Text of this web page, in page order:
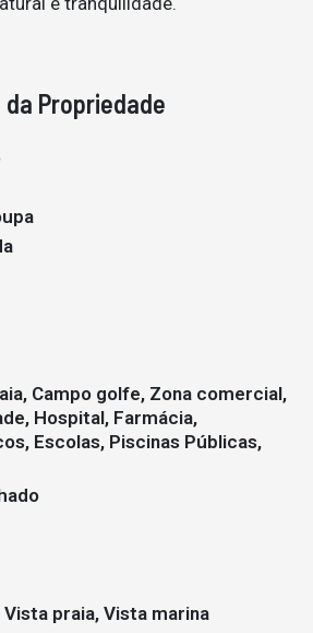
Propriedade
Hospital, Farmácia,
Escolas, Piscinas Públicas,
praia, Vista marina